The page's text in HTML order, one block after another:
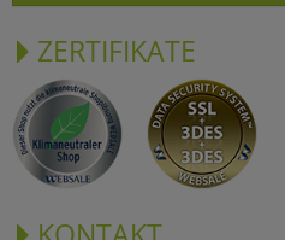
ZERTIFIKATE